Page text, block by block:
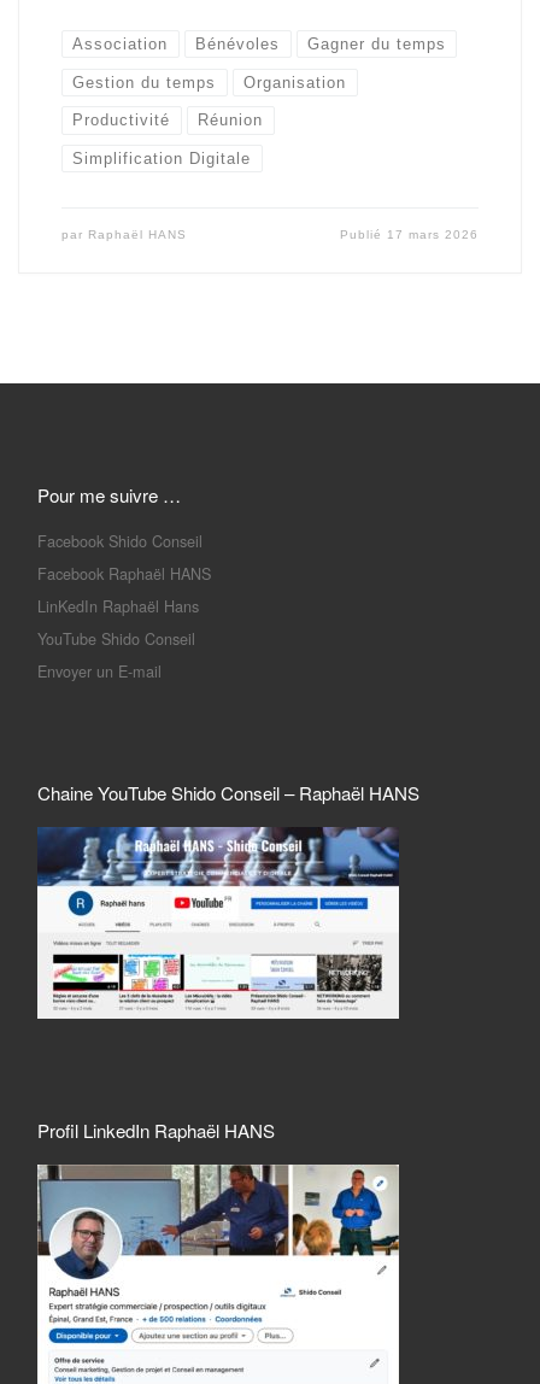
Association Bénévoles Gagner du temps
Gestion du temps Organisation
Productivité Réunion
Simplification Digitale
par Raphaël HANS Publié 17 mars 2026
Pour me suivre …
Facebook Shido Conseil
Facebook Raphaël HANS
LinKedIn Raphaël Hans
YouTube Shido Conseil
Envoyer un E-mail
Chaine YouTube Shido Conseil – Raphaël HANS
Profil LinkedIn Raphaël HANS